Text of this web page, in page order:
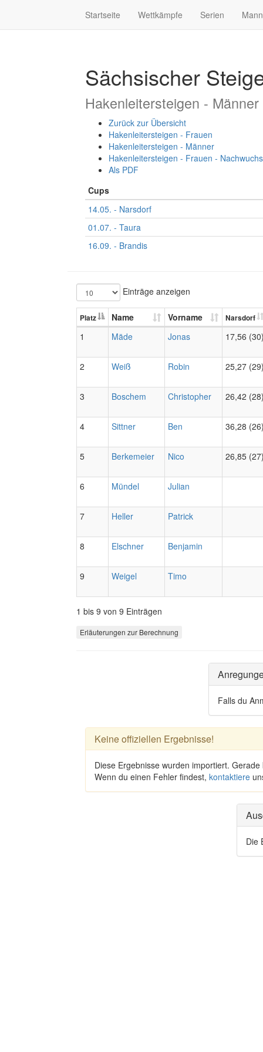
Startseite Wettkämpfe Serien
Sächsischer
Hakenleitersteigen -
Zurück zur Übersicht
Hakenleitersteigen - Frauen
Hakenleitersteigen - Männer
Hakenleitersteigen - Frauen - Nachwuchs
Als PDF
Cups
14.05. - Narsdorf
01.07. - Taura
16.09. - Brandis
Einträge anzeigen
Platz Name Vorname Narsdorf
1 Mäde Jonas 17,56
2 Weiß Robin 25,27
3 Boschem Christopher 26,42
4 Sittner Ben 36,28
5 Berkemeier Nico 26,85
6 Mündel Julian
7 Heller Patrick
8 Elschner Benjamin
9 Weigel Timo
1 bis 9 von 9 Einträgen
Erläuterungen zur Berechnung
Falls du
Keine offiziellen Ergebnisse!
Diese Ergebnisse wurden importiert.
Wenn du einen Fehler findest, kontaktiere
Die